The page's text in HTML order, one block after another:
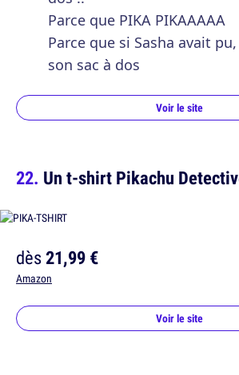
Parce que PIKA PIKAAAAA
Parce que si Sasha avait
son sac à dos
Voir le site
Un t-shirt Pikachu
dès21,99 €
Amazon
Voir le site